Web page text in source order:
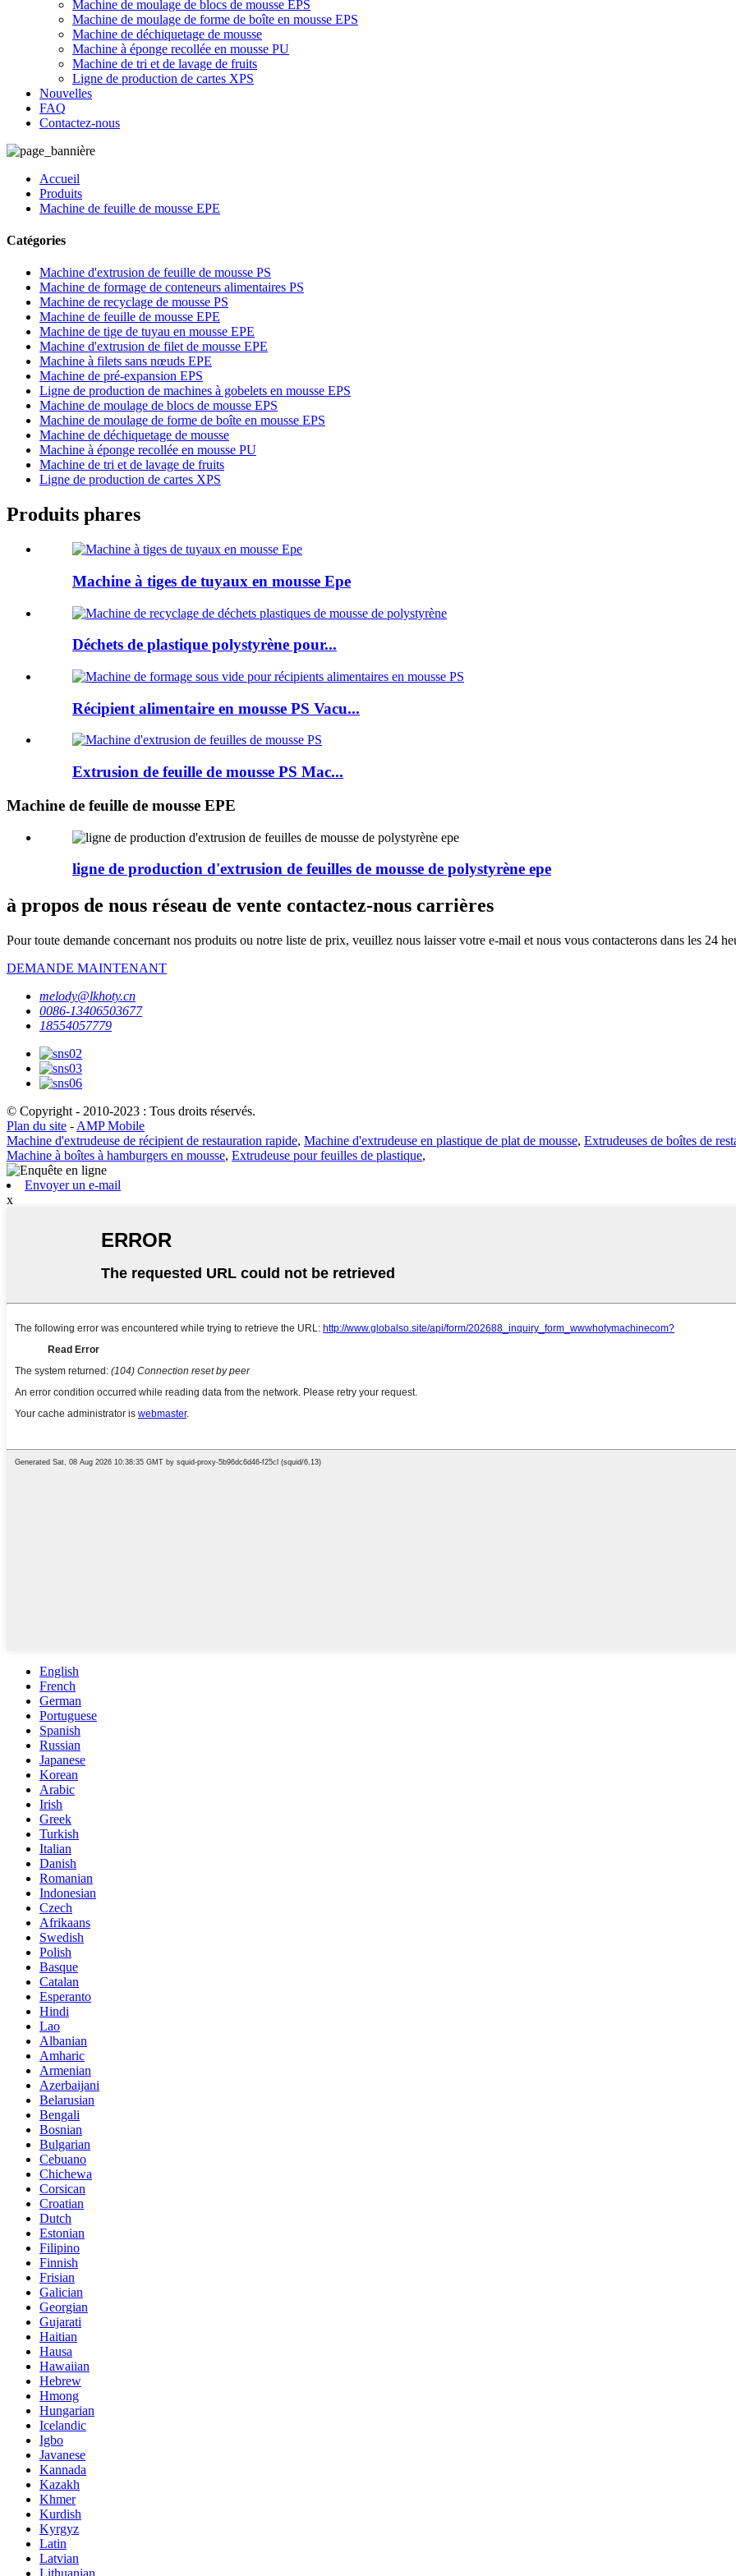
Machine de moulage de blocs de mousse EPS
Machine de moulage de forme de boîte en mousse EPS
Machine de déchiquetage de mousse
Machine à éponge recollée en mousse PU
Machine de tri et de lavage de fruits
Ligne de production de cartes XPS
Nouvelles
FAQ
Contactez-nous
Accueil
Produits
Machine de feuille de mousse EPE
Catégories
Machine d'extrusion de feuille de mousse PS
Machine de formage de conteneurs alimentaires PS
Machine de recyclage de mousse PS
Machine de feuille de mousse EPE
Machine de tige de tuyau en mousse EPE
Machine d'extrusion de filet de mousse EPE
Machine à filets sans nœuds EPE
Machine de pré-expansion EPS
Ligne de production de machines à gobelets en mousse EPS
Machine de moulage de blocs de mousse EPS
Machine de moulage de forme de boîte en mousse EPS
Machine de déchiquetage de mousse
Machine à éponge recollée en mousse PU
Machine de tri et de lavage de fruits
Ligne de production de cartes XPS
Produits phares
Machine à tiges de tuyaux en mousse Epe
Déchets de plastique polystyrène pour...
Récipient alimentaire en mousse PS Vacu...
Extrusion de feuille de mousse PS Mac...
Machine de feuille de mousse EPE
ligne de production d'extrusion de feuilles de mousse de polystyrène epe
à propos de nous réseau de vente contactez-nous carrières
Pour toute demande concernant nos produits ou notre liste de prix, veuillez nous laisser votre e-mail et nous vous contacterons dans les 24
DEMANDE MAINTENANT
melody@lkhoty.cn
0086-13406503677
18554057779
© Copyright - 2010-2023 : Tous droits réservés.
Plan du site - AMP Mobile
Machine d'extrudeuse de récipient de restauration rapide, Machine d'extrudeuse en plastique de plat de mousse, Extrudeuses de boîtes de
Machine à boîtes à hamburgers en mousse, Extrudeuse pour feuilles de plastique,
Envoyer un e-mail
x
English
French
German
Portuguese
Spanish
Russian
Japanese
Korean
Arabic
Irish
Greek
Turkish
Italian
Danish
Romanian
Indonesian
Czech
Afrikaans
Swedish
Polish
Basque
Catalan
Esperanto
Hindi
Lao
Albanian
Amharic
Armenian
Azerbaijani
Belarusian
Bengali
Bosnian
Bulgarian
Cebuano
Chichewa
Corsican
Croatian
Dutch
Estonian
Filipino
Finnish
Frisian
Galician
Georgian
Gujarati
Haitian
Hausa
Hawaiian
Hebrew
Hmong
Hungarian
Icelandic
Igbo
Javanese
Kannada
Kazakh
Khmer
Kurdish
Kyrgyz
Latin
Latvian